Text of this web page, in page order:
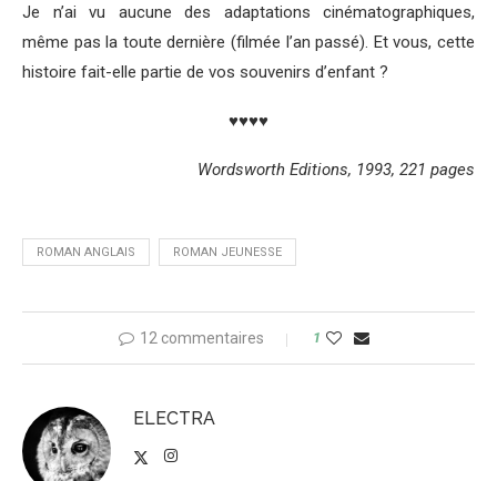
Je n’ai vu aucune des adaptations cinématographiques,
même pas la toute dernière (filmée l’an passé). Et vous, cette
histoire fait-elle partie de vos souvenirs d’enfant ?
♥♥♥♥
Wordsworth Editions, 1993, 221 pages
ROMAN ANGLAIS ROMAN JEUNESSE
12 commentaires 1
ELECTRA